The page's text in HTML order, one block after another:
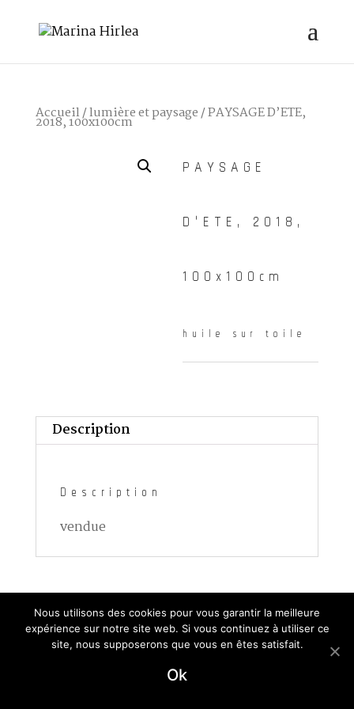
Accueil/lumière et paysage/ PAYSAGE D’ETE,
2018, 100x100cm
PAYSAGE
D’ETE, 2018,
100x100cm
huile sur toile
Description
Description
vendue
© 2020 –Marina Hirlea ( Artiste peintre ) – Tous
droits reserves –Mentions legales
Nous utilisons des cookies pour vous garantir la meilleure
expérience sur notre site web. Si vous continuez à utiliser ce
site, nous supposerons que vous en êtes satisfait.
Ok